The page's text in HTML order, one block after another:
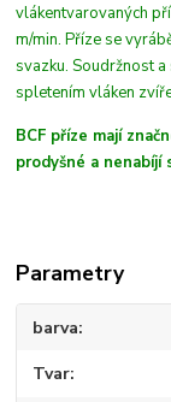
vlákentvarovaných
m/min. Příze se
svazku. Soudržnost
spletením vláken
BCF příze mají
prodyšné a
Parametry
barva
Tvar